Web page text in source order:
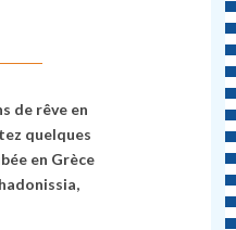
de rêve en
quelques
ée en Grèce